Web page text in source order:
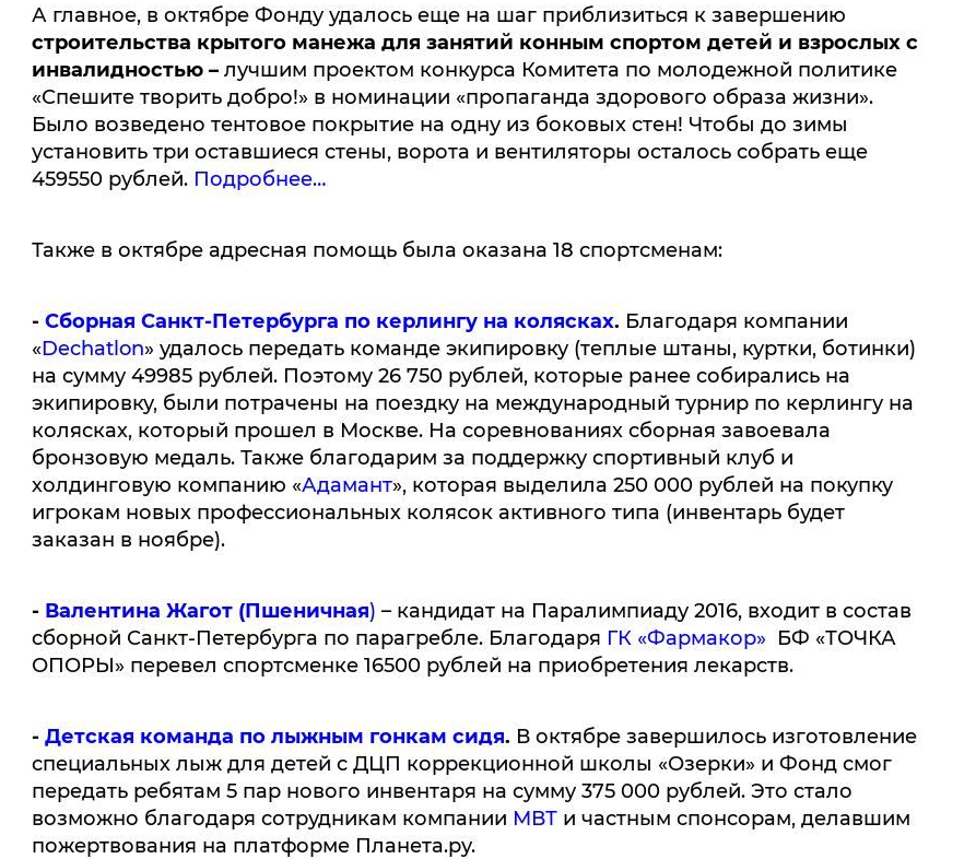
А главное, в октябре Фонду удалось еще на шаг приблизиться к завершению
строительства крытого манежа для занятий конным спортом детей и взрослых с
инвалидностью – лучшим проектом конкурса Комитета по молодежной политике
«Спешите творить добро!» в номинации «пропаганда здорового образа жизни».
Было возведено тентовое покрытие на одну из боковых стен! Чтобы до зимы
установить три оставшиеся стены, ворота и вентиляторы осталось собрать еще
459550 рублей. Подробнее…
Также в октябре адресная помощь была оказана 18 спортсменам:
- Сборная Санкт-Петербурга по керлингу на колясках. Благодаря компании
«Dechatlon» удалось передать команде экипировку (теплые штаны, куртки, ботинки)
на сумму 49985 рублей. Поэтому 26 750 рублей, которые ранее собирались на
экипировку, были потрачены на поездку на международный турнир по керлингу на
колясках, который прошел в Москве. На соревнованиях сборная завоевала
бронзовую медаль. Также благодарим за поддержку спортивный клуб и
холдинговую компанию «Адамант», которая выделила 250 000 рублей на покупку
игрокам новых профессиональных колясок активного типа (инвентарь будет
заказан в ноябре).
- Валентина Жагот (Пшеничная) – кандидат на Паралимпиаду 2016, входит в состав
сборной Санкт-Петербурга по парагребле. Благодаря ГК «Фармакор» БФ «ТОЧКА
ОПОРЫ» перевел спортсменке 16500 рублей на приобретения лекарств.
- Детская команда по лыжным гонкам сидя. В октябре завершилось изготовление
специальных лыж для детей с ДЦП коррекционной школы «Озерки» и Фонд смог
передать ребятам 5 пар нового инвентаря на сумму 375 000 рублей. Это стало
возможно благодаря сотрудникам компании МВТ и частным спонсорам, делавшим
пожертвования на платформе Планета.ру.